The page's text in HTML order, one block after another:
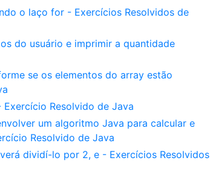
o laço for - Exercícios Resolvidos de
do usuário e imprimir a quantidade
se os elementos do array estão
Resolvido de Java
um algoritmo Java para calcular e
Resolvido de Java
dividí-lo por 2, e - Exercícios Resolvidos